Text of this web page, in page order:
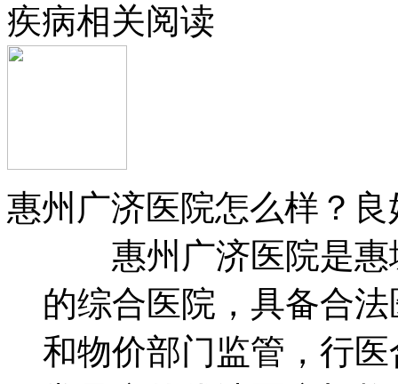
疾病相关阅读
惠州广济医院怎么样？良
惠州广济医院是惠
的综合医院，具备合
和物价部门监管，行